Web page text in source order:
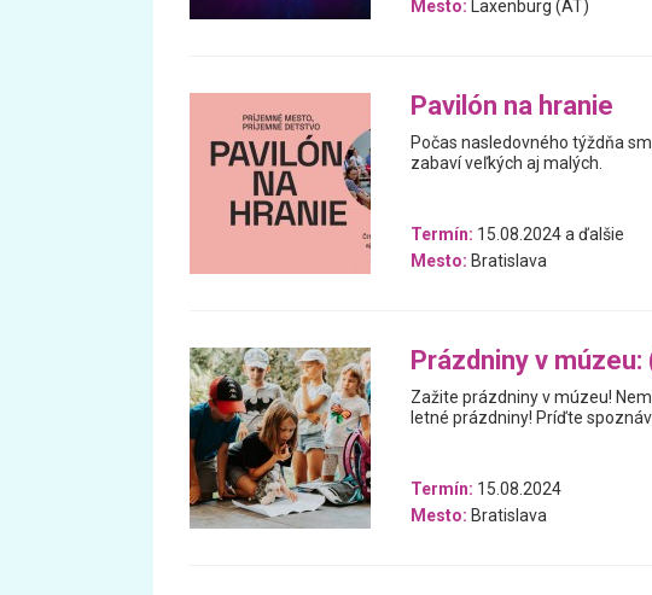
Mesto: Laxenburg (AT)
Pavilón na hranie
Počas nasledovného týždňa
zabaví veľkých aj malých.
Termín: 15.08.2024 a ďalšie
Mesto: Bratislava
Prázdniny v
Zažite prázdniny v múzeu!
letné prázdniny! Príďte
Termín: 15.08.2024
Mesto: Bratislava